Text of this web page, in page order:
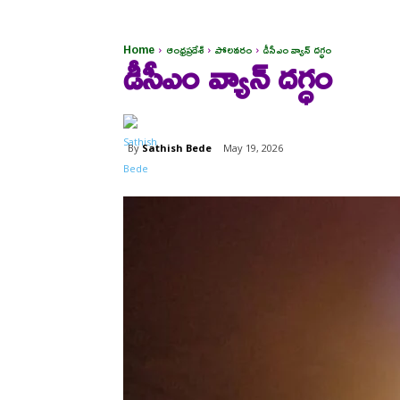
Home ఆంధ్రప్రదేశ్ పోలవరం డీసీఎం వ్యాన్ దగ్ధం
డీసీఎం వ్యాన్ దగ్ధం
By Sathish Bede May 19, 2026